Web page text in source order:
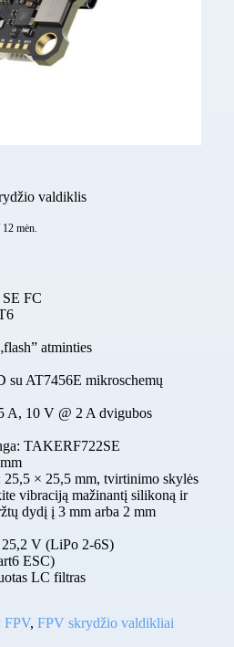
valdiklis
12 mėn.
FC
atminties
su AT7456E mikroschemų
A, 10 V @ 2 A dvigubos
TAKERF722SE
× 25,5 mm, tvirtinimo skylės
vibraciją mažinantį silikoną ir
dydį į 3 mm arba 2 mm
V (LiPo 2-6S)
ESC)
LC filtras
FPV, FPV skrydžio valdikliai